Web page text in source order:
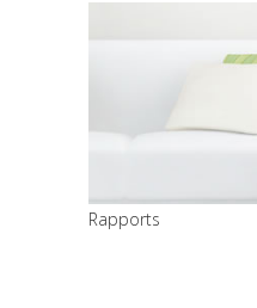
Rapports